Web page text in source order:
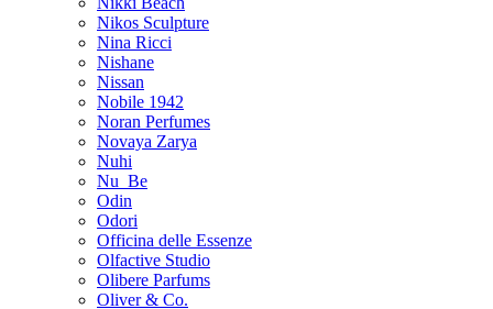
Nikos Sculpture
Nina Ricci
Nishane
Nissan
Nobile 1942
Noran Perfumes
Novaya Zarya
Nuhi
Nu_Be
Odin
Odori
Officina delle Essenze
Olfactive Studio
Olibere Parfums
Oliver & Co.